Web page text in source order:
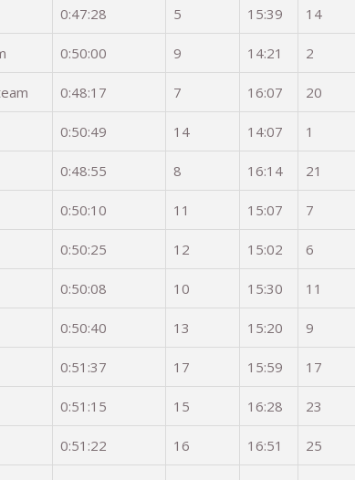
0:47:28 5 15:39 14
0:50:00 9 14:21 2
0:48:17 7 16:07 20
0:50:49 14 14:07 1
0:48:55 8 16:14 21
0:50:10 11 15:07 7
0:50:25 12 15:02 6
0:50:08 10 15:30 11
0:50:40 13 15:20 9
0:51:37 17 15:59 17
0:51:15 15 16:28 23
0:51:22 16 16:51 25